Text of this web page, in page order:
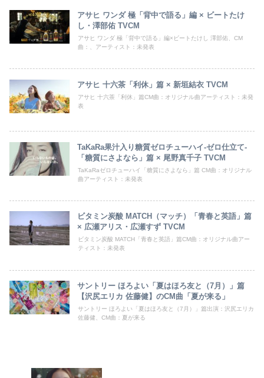
アサヒ ワンダ 極「背中で語る」編 × ビートたけ
し・澤部佑 TVCM
アサヒ ワンダ 極「背中で語る」編×ビートたけし 澤部佑、CM
曲：、アーティスト：未発表
アサヒ 十六茶「利休」篇 × 新垣結衣 TVCM
アサヒ 十六茶「利休」篇CM曲：オリジナル曲アーティスト：未発
表
TaKaRa果汁入り糖質ゼロチューハイ-ゼロ仕立て-
「糖質にさよなら」篇 × 尾野真千子 TVCM
TaKaRaゼロチューハイ「糖質にさよなら」篇 CM曲：オリジナル
曲アーティスト：未発表
ビタミン炭酸 MATCH（マッチ）「青春と英語」篇
× 広瀬アリス・広瀬すず TVCM
ビタミン炭酸 MATCH「青春と英語」篇CM曲：オリジナル曲アー
ティスト：未発表
サントリー ほろよい「夏はほろ友と（7月）」篇
【沢尻エリカ 佐藤健】のCM曲「夏が来る」
サントリー ほろよい「夏はほろ友と（7月）」篇出演：沢尻エリカ
佐藤健、CM曲：夏が来る